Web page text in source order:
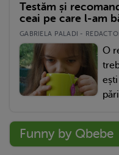
Testăm și
ceai pe care l-am
GABRIELA PALADI -
O
Funny by Qbebe